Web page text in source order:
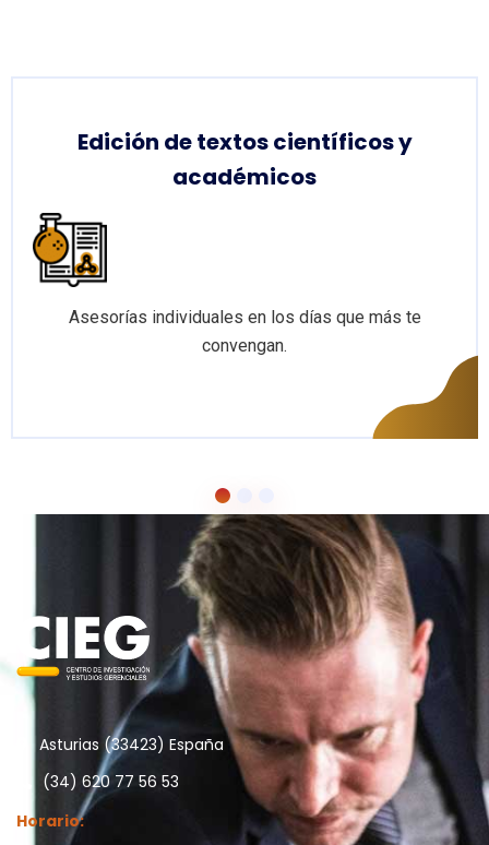
Edición de textos científicos y
académicos
Asesorías individuales en los días que más te
convengan.
Asturias (33423) España
(34) 620 77 56 53
Horario: